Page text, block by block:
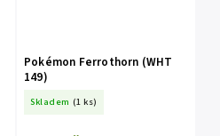
Pokémon Ferrothorn (WHT
149)
Skladem (1 ks)